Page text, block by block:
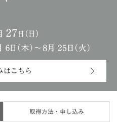
はこちら
取得方法・申し込み